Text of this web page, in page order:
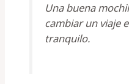
Una buena
cambiar un viaje
tranquilo.